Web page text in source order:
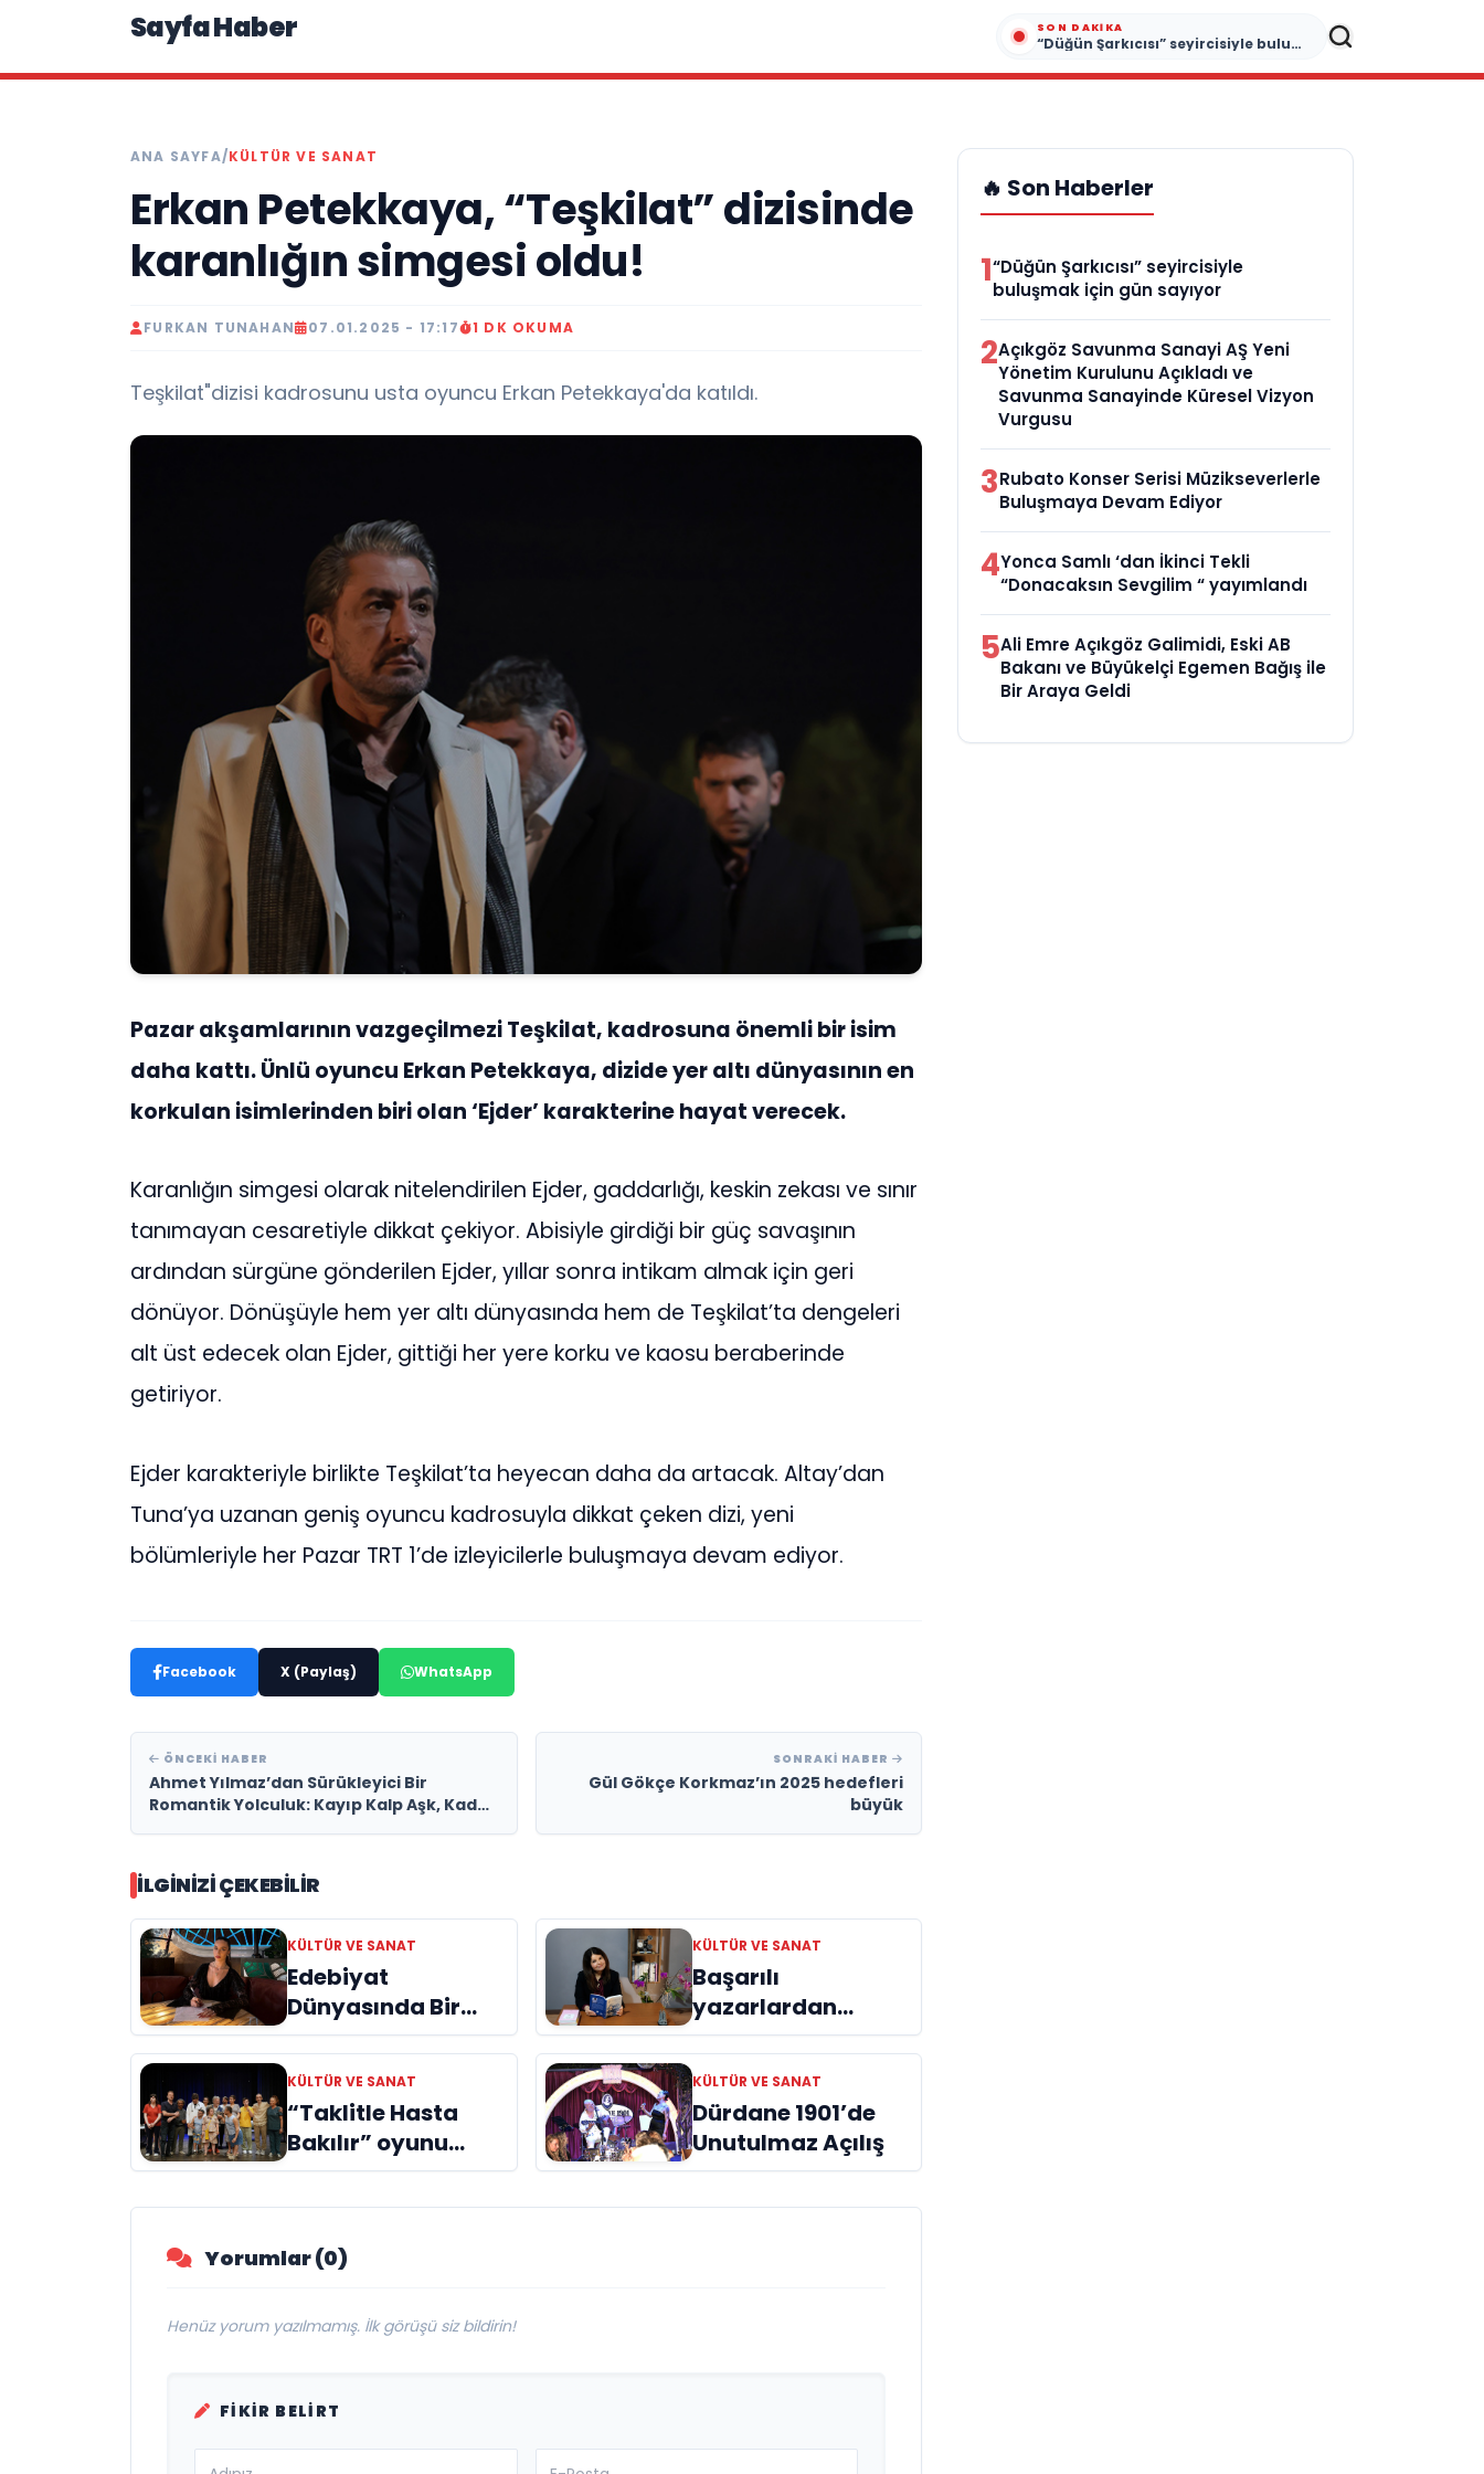
Sayfa Haber SON DAKIKA
“Düğün Şarkıcısı” seyircisiyle buluşmak için gün sayıyor
ANA SAYFA/KÜLTÜR VE SANAT
Erkan Petekkaya, “Teşkilat” dizisinde
karanlığın simgesi oldu!
FURKAN TUNAHAN 07.01.2025 - 17:17 1 DK OKUMA
Teşkilat"dizisi kadrosunu usta oyuncu Erkan Petekkaya'da katıldı.
Pazar akşamlarının vazgeçilmezi Teşkilat, kadrosuna önemli bir isim
daha kattı. Ünlü oyuncu Erkan Petekkaya, dizide yer altı dünyasının en
korkulan isimlerinden biri olan ‘Ejder’ karakterine hayat verecek.
Karanlığın simgesi olarak nitelendirilen Ejder, gaddarlığı, keskin zekası ve sınır
tanımayan cesaretiyle dikkat çekiyor. Abisiyle girdiği bir güç savaşının
ardından sürgüne gönderilen Ejder, yıllar sonra intikam almak için geri
dönüyor. Dönüşüyle hem yer altı dünyasında hem de Teşkilat’ta dengeleri
alt üst edecek olan Ejder, gittiği her yere korku ve kaosu beraberinde
getiriyor.
Ejder karakteriyle birlikte Teşkilat’ta heyecan daha da artacak. Altay’dan
Tuna’ya uzanan geniş oyuncu kadrosuyla dikkat çeken dizi, yeni
bölümleriyle her Pazar TRT 1’de izleyicilerle buluşmaya devam ediyor.
Facebook X (Paylaş) WhatsApp
ÖNCEKI HABER
Ahmet Yılmaz’dan Sürükleyici Bir
Romantik Yolculuk: Kayıp Kalp Aşk, Kader
SONRAKI HABER
Gül Gökçe Korkmaz’ın 2025 hedefleri
büyük
İLGINIZI ÇEKEBILIR
KÜLTÜR VE SANAT
Edebiyat
Dünyasında Bir
Genç Deha
Doğuyor: Dilruba
Engin ve Zift Karası
Evreni ‘AVENOİR’
KÜLTÜR VE SANAT
Başarılı
yazarlardan
Azime Savaş’tan
başucu kitabı
“Emanet”
raflardaki yerini
aldı
KÜLTÜR VE SANAT
“Taklitle Hasta
Bakılır” oyunu
engelleri sanatla
aştı
KÜLTÜR VE SANAT
Dürdane 1901’de
Unutulmaz Açılış
Yorumlar (0)
Henüz yorum yazılmamış. İlk görüşü siz bildirin!
FIKIR BELIRT
🔥 Son Haberler
1“Düğün Şarkıcısı” seyircisiyle
buluşmak için gün sayıyor
2Açıkgöz Savunma Sanayi AŞ Yeni
Yönetim Kurulunu Açıkladı ve
Savunma Sanayinde Küresel Vizyon
Vurgusu
3Rubato Konser Serisi Müzikseverlerle
Buluşmaya Devam Ediyor
4Yonca Samlı ‘dan İkinci Tekli
“Donacaksın Sevgilim “ yayımlandı
5Ali Emre Açıkgöz Galimidi, Eski AB
Bakanı ve Büyükelçi Egemen Bağış ile
Bir Araya Geldi